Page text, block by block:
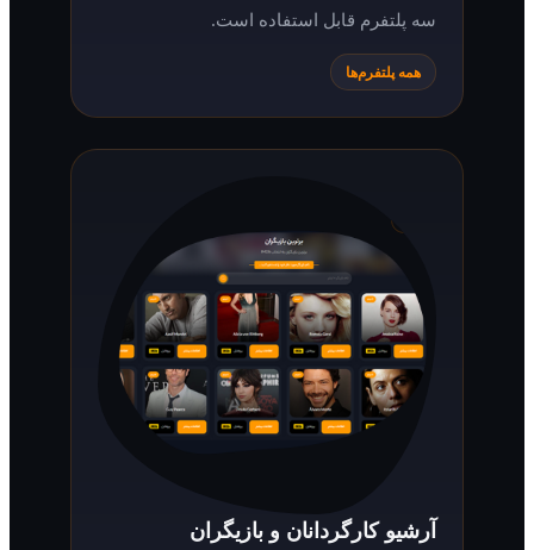
سه پلتفرم قابل استفاده است.
همه پلتفرم‌ها
آرشیو کارگردانان و بازیگران